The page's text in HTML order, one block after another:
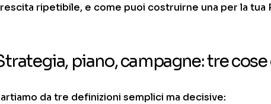
ripetibile, e come puoi costruirne una per la tua
piano, campagne: tre
da tre definizioni semplici ma decisive: